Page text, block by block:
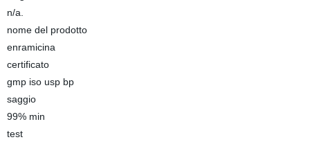
n/a.
nome del prodotto
enramicina
certificato
gmp iso usp bp
saggio
99% min
test